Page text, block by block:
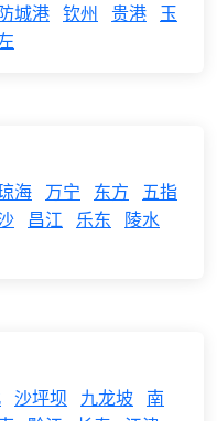
城港 钦州 贵港 玉
海 万宁 东方
五指
昌江 乐东
陵水
沙坪坝 九龙坡 南